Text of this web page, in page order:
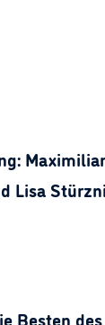
Lisa
Besten